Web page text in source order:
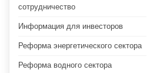
сотрудничество
Информация для инвесторов
Реформа энергетического сектора
Реформа водного сектора